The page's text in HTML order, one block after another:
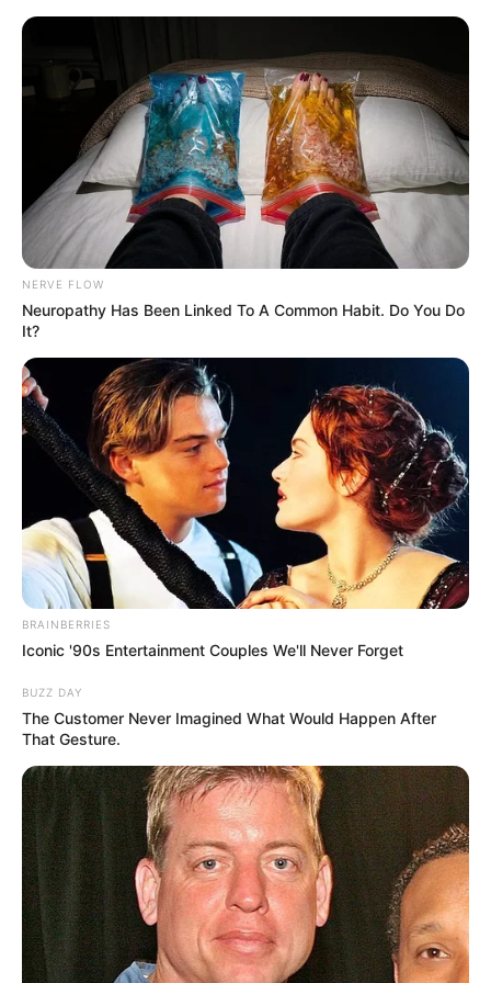
HOME
Home > Acs e ACE > CONACS > Notícia
Hugo Motta fala sobre
NERVE FLOW
Neuropathy Has Been Linked To A Common Habit. Do You Do
It?
BRAINBERRIES
Iconic '90s Entertainment Couples We'll Never Forget
BUZZ DAY
The Customer Never Imagined What Would Happen After
That Gesture.